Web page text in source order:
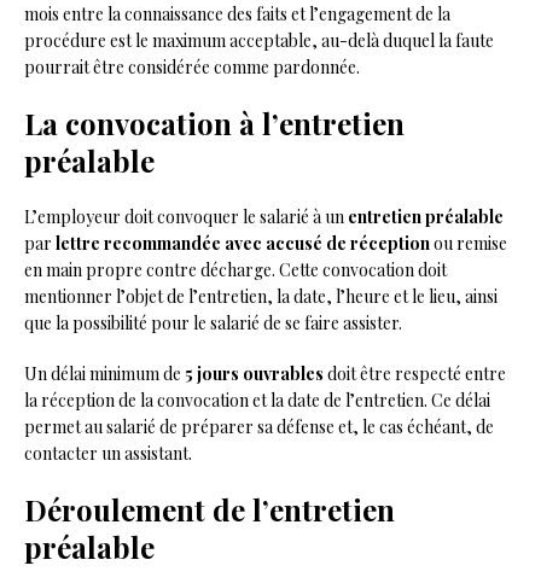
mois entre la connaissance des faits et l’engagement de la
procédure est le maximum acceptable, au-delà duquel la faute
pourrait être considérée comme pardonnée.
La convocation à l’entretien
préalable
L’employeur doit convoquer le salarié à un entretien préalable
par lettre recommandée avec accusé de réceptionou remise
en main propre contre décharge. Cette convocation doit
mentionner l’objet de l’entretien, la date, l’heure et le lieu, ainsi
que la possibilité pour le salarié de se faire assister.
Un délai minimum de 5 jours ouvrables doit être respecté entre
la réception de la convocation et la date de l’entretien. Ce délai
permet au salarié de préparer sa défense et, le cas échéant, de
contacter un assistant.
Déroulement de l’entretien
préalable